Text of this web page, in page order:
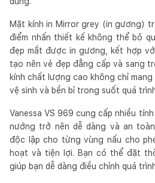
Mặt kính in Mirror grey (in gương)
điểm nhấn thiết kế không thể bỏ
đẹp mắt được in gương, kết hợp
tạo nên vẻ đẹp đẳng cấp và sang
kính chất lượng cao không chỉ
vệ sinh và bền bỉ trong suốt quá
Vanessa VS 969 cung cấp nhiều
nướng trở nên dễ dàng và an
độc lập cho từng vùng nấu cho
hoạt và tiện lợi. Bạn có thể đặt
giúp bạn dễ dàng điều chỉnh quá